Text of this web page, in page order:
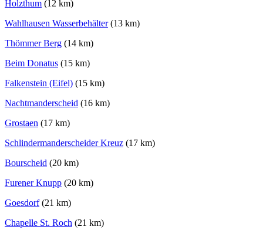
Holzthum (12 km)
Wahlhausen Wasserbehälter(13 km)
Thömmer Berg (14 km)
Beim Donatus (15 km)
Falkenstein (Eifel) (15 km)
Nachtmanderscheid (16 km)
Grostaen (17 km)
Schlindermanderscheider Kreuz (17 km)
Bourscheid (20 km)
Furener Knupp (20 km)
Goesdorf(21 km)
Chapelle St. Roch (21 km)